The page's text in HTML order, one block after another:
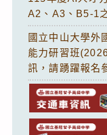
A2、A3、B5-1
國立中山大學外
能力研習班
訊，請踴躍報名